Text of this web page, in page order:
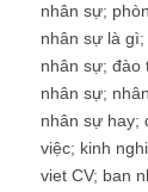
nhân sự;
nhân sự là gì;
nhân sự; đào
nhân sự;
nhân sự hay;
việc; kinh
viet CV; ban